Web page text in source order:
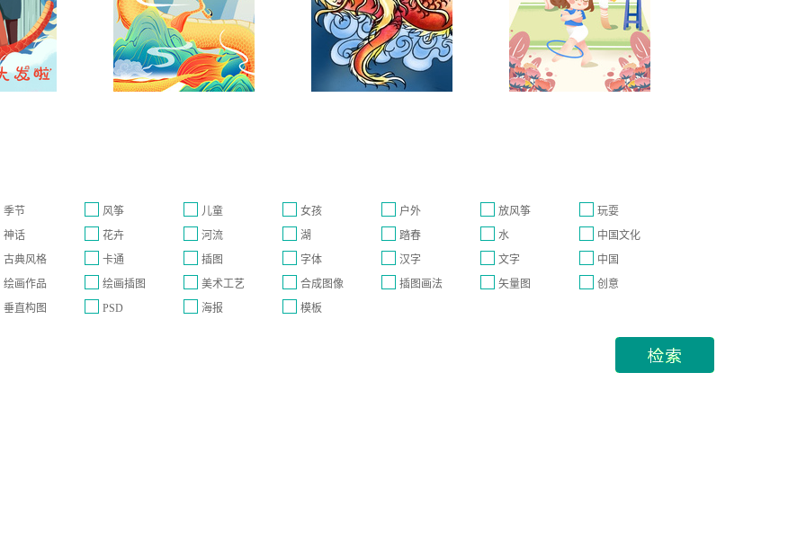
季节 风筝 儿童 女孩 户外 放风筝
玩耍
神话
花卉 河流 湖 踏春 水
中国文化
古典风格
卡通 插图 字体 汉字 文字
中国
绘画作品
绘画插图 美术工艺 合成图像 插图画法 矢量图
创意
垂直构图
PSD 海报 模板